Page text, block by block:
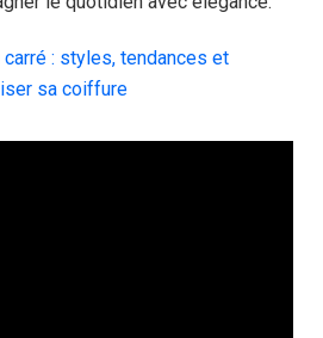
carré : styles, tendances et
sa coiffure